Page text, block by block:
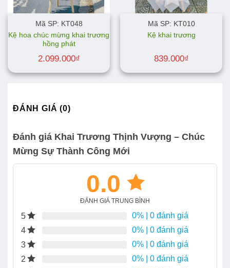
Mã SP: KT048
Kệ hoa chúc mừng khai trương
hồng phát
2.099.000₫
Mã SP: KT010
Kệ khai trương
839.000₫
ĐÁNH GIÁ (0)
Đánh giá Khai Trương Thịnh Vượng – Chúc
Mừng Sự Thành Công Mới
0.0
ĐÁNH GIÁ TRUNG BÌNH
5 0% | 0 đánh giá
4
0% | 0 đánh giá
3
0% | 0 đánh giá
2
0% | 0 đánh giá